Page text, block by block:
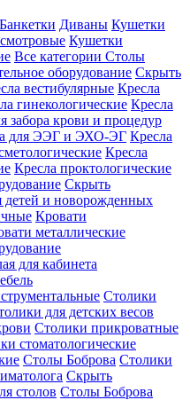
Банкетки Диваны Кушетки
Кушетки
Все категории Столы
оборудование Скрыть
вестибулярные Кресла
гинекологические Кресла
забора крови и процедур
для ЭЭГ и ЭХО-ЭГ Кресла
Кресла
Кресла проктологические
Скрыть
детей и новорожденных
Кровати
металлические
для кабинета
Столики
для детских весов
Столики прикроватные
стоматологические
Столы Боброва Столики
Скрыть
столов Столы Боброва